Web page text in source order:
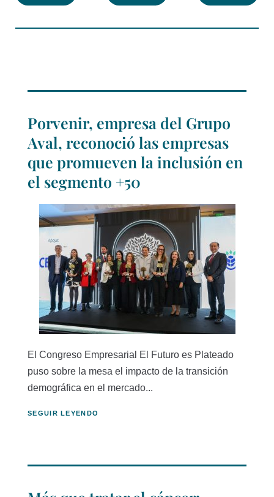
Porvenir, empresa del Grupo
Aval, reconoció las empresas
que promueven la inclusión en
el segmento +50
El Congreso Empresarial El Futuro es Plateado
puso sobre la mesa el impacto de la transición
demográfica en el mercado...
SEGUIR LEYENDO